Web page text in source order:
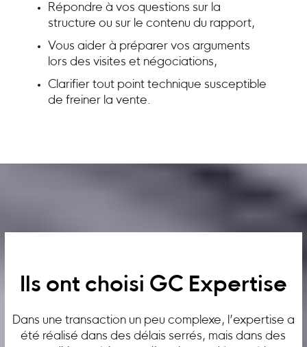
Répondre à vos questions sur la
structure ou sur le contenu du rapport,
Vous aider à préparer vos arguments
lors des visites et négociations,
Clarifier tout point technique susceptible
de freiner la vente.
Ils ont choisi GC Expertise
Dans une transaction un peu complexe, l’expertise a
été réalisé dans des délais serrés, mais dans des